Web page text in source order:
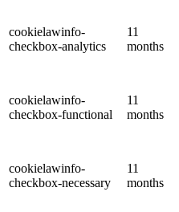
cookielawinfo-
checkbox-analytics
11
months
cookielawinfo-
checkbox-functional
11
months
cookielawinfo-
checkbox-necessary
11
months